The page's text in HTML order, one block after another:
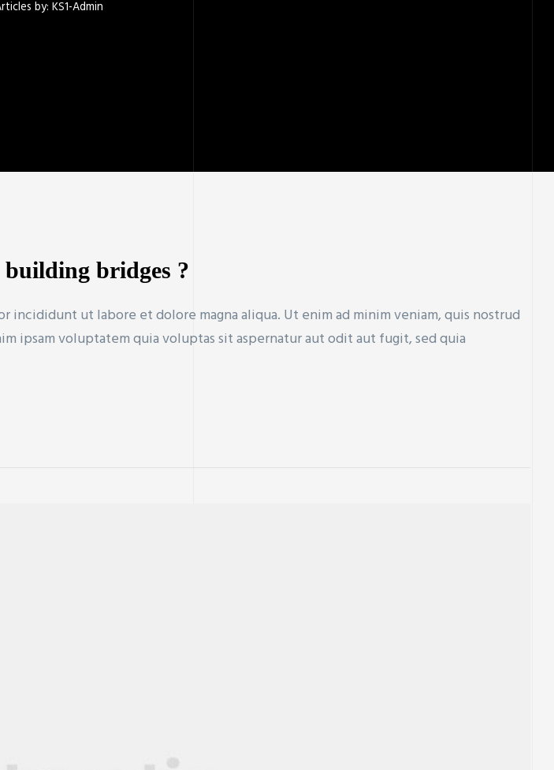
by: KS1-Admin
bridges ?
ut labore et dolore magna aliqua. Ut enim ad minim veniam, quis nostrud
ipsam voluptatem quia voluptas sit aspernatur aut odit aut fugit, sed quia